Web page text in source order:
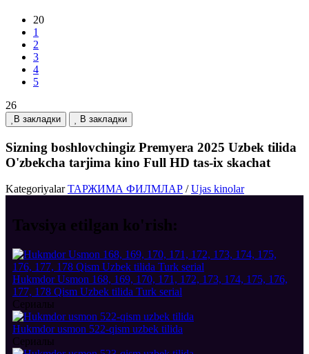
20
1
2
3
4
5
26
В закладки В закладки
Sizning boshlovchingiz Premyera 2025 Uzbek tilida
O'zbekcha tarjima kino Full HD tas-ix skachat
Kategoriyalar ТАРЖИМА ФИЛМЛАР /Ujas kinolar
Tavsiya etilgan ko'rish:
Hukmdor Usmon 168, 169, 170, 171, 172, 173, 174, 175, 176,
177, 178 Qism Uzbek tilida Turk serial
Сериалы
Hukmdor usmon 522-qism uzbek tilida
Сериалы